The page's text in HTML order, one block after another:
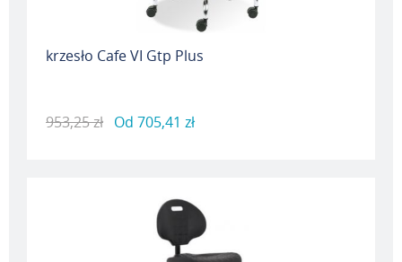
krzesło Cafe VI Gtp Plus
953,25 zł Od 705,41 zł